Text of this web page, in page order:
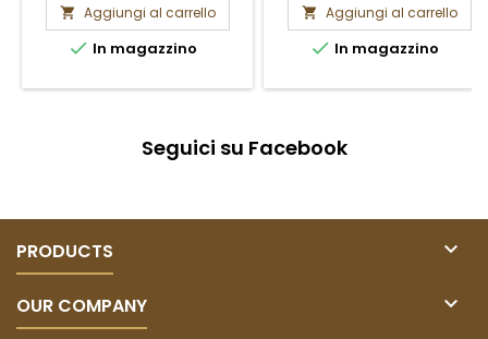
 Aggiungi al carrello
 In magazzino
 Aggiungi al carrello
 In magazzino
Seguici su Facebook
PRODUCTS 
OUR COMPANY 